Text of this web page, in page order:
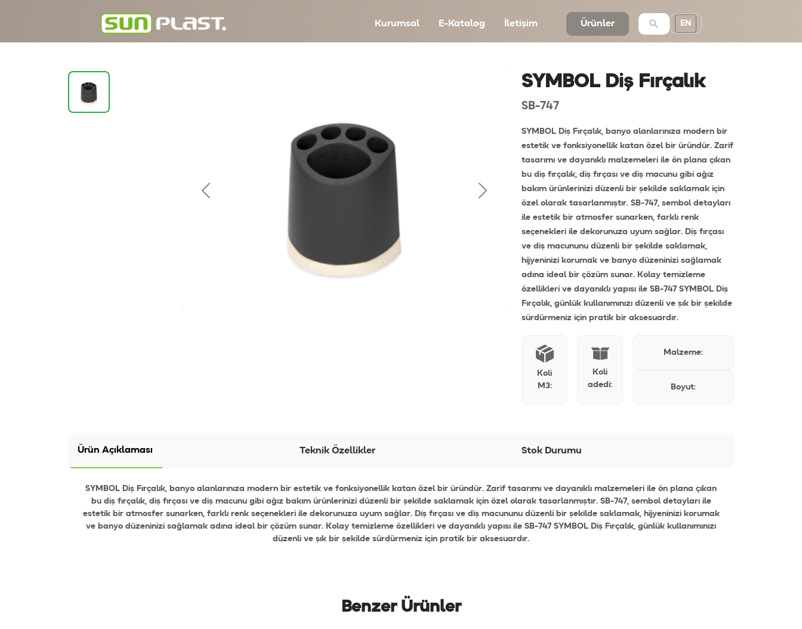
Kurumsal E-Katalog İletişim Ürünler EN
SYMBOL Diş Fırçalık
SB-747
SYMBOL Diş Fırçalık, banyo alanlarınıza modern bir
estetik ve fonksiyonellik katan özel bir üründür. Zarif
tasarımı ve dayanıklı malzemeleri ile ön plana çıkan
bu diş fırçalık, diş fırçası ve diş macunu gibi ağız
bakım ürünlerinizi düzenli bir şekilde saklamak için
özel olarak tasarlanmıştır. SB-747, sembol detayları
ile estetik bir atmosfer sunarken, farklı renk
seçenekleri ile dekorunuza uyum sağlar. Diş fırçası
ve diş macununu düzenli bir şekilde saklamak,
hijyeninizi korumak ve banyo düzeninizi sağlamak
adına ideal bir çözüm sunar. Kolay temizleme
özellikleri ve dayanıklı yapısı ile SB-747 SYMBOL Diş
Fırçalık, günlük kullanımınızı düzenli ve şık bir şekilde
sürdürmeniz için pratik bir aksesuardır.
Koli
M3:
Koli
adedi:
Malzeme:
Boyut:
Ürün Açıklaması Teknik Özellikler Stok Durumu
SYMBOL Diş Fırçalık, banyo alanlarınıza modern bir estetik ve fonksiyonellik katan özel bir üründür. Zarif tasarımı ve dayanıklı malzemeleri ile ön plana çıkan
bu diş fırçalık, diş fırçası ve diş macunu gibi ağız bakım ürünlerinizi düzenli bir şekilde saklamak için özel olarak tasarlanmıştır. SB-747, sembol detayları ile
estetik bir atmosfer sunarken, farklı renk seçenekleri ile dekorunuza uyum sağlar. Diş fırçası ve diş macununu düzenli bir şekilde saklamak, hijyeninizi korumak
ve banyo düzeninizi sağlamak adına ideal bir çözüm sunar. Kolay temizleme özellikleri ve dayanıklı yapısı ile SB-747 SYMBOL Diş Fırçalık, günlük kullanımınızı
düzenli ve şık bir şekilde sürdürmeniz için pratik bir aksesuardır.
Benzer Ürünler